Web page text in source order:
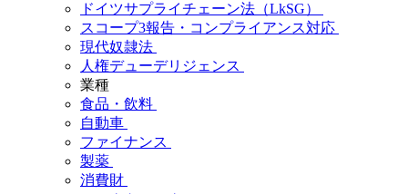
ドイツサプライチェーン法（LkSG）
スコープ3報告・コンプライアンス対応
現代奴隷法
人権デューデリジェンス
業種
食品・飲料
自動車
ファイナンス
製薬
消費財